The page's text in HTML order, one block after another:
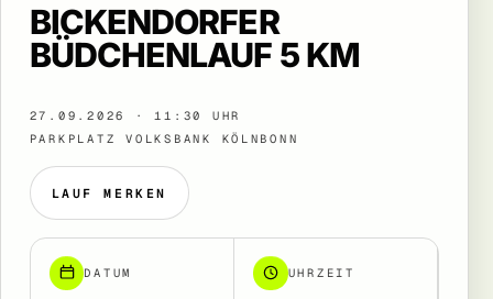
BICKENDORFER
BÜDCHENLAUF 5 KM
27.09.2026 · 11:30 UHR
PARKPLATZ VOLKSBANK KÖLNBONN
LAUF MERKEN
DATUM UHRZEIT